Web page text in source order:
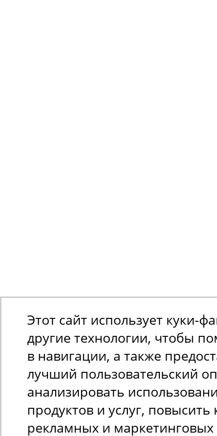
Этот сайт использует куки-
другие технологии, чтобы
в навигации, а также
лучший пользовательский
анализировать
продуктов и услуг, повысить
рекламных и маркетинговых